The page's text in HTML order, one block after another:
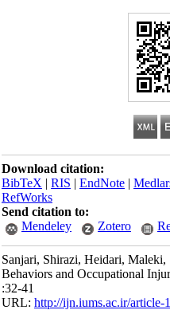
Download citation:
BibTeX|RIS|EndNote|
RefWorks
Send citation to:
Mendeley
Zotero
Sanjari, Shirazi, Heidari,
Behaviors and Occupational
:32-41
URL:http://ijn.iums.ac.ir/